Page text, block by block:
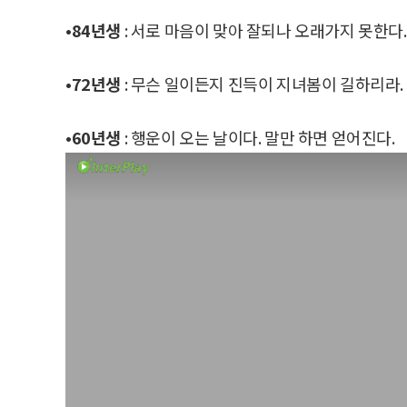
•84년생 : 서로 마음이 맞아 잘되나 오래가지 못한다.
•72년생 : 무슨 일이든지 진득이 지녀봄이 길하리라
•60년생 : 행운이 오는 날이다. 말만 하면 얻어진다.